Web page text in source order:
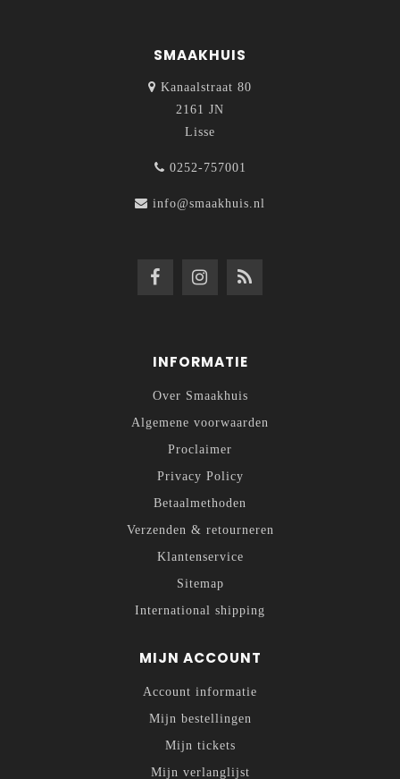
SMAAKHUIS
Kanaalstraat 80
2161 JN
Lisse
0252-757001
info@smaakhuis.nl
INFORMATIE
Over Smaakhuis
Algemene voorwaarden
Proclaimer
Privacy Policy
Betaalmethoden
Verzenden & retourneren
Klantenservice
Sitemap
International shipping
MIJN ACCOUNT
Account informatie
Mijn bestellingen
Mijn tickets
Mijn verlanglijst